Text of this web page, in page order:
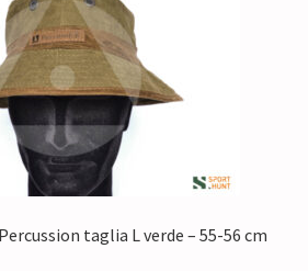
taglia L verde – 55-56 cm